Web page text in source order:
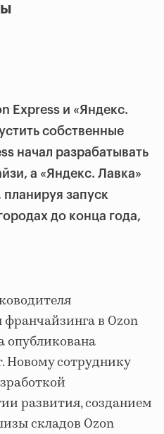
Express и «Яндекс.
собственные
начал разрабатывать
а «Яндекс. Лавка»
запуск
до конца года,
в Ozon
опубликована
Новому сотруднику
развития, созданием
складов Ozon